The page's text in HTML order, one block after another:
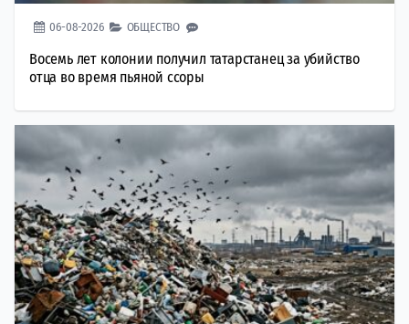
06-08-2026 ОБЩЕСТВО
Восемь лет колонии получил татарстанец за убийство
отца во время пьяной ссоры